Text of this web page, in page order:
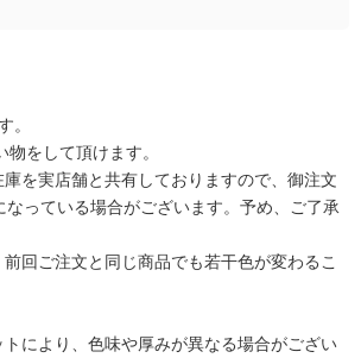
。
をして頂けます。
を実店舗と共有しておりますので、御注文
っている場合がございます。予め、ご了承
回ご注文と同じ商品でも若干色が変わるこ
により、色味や厚みが異なる場合がござい